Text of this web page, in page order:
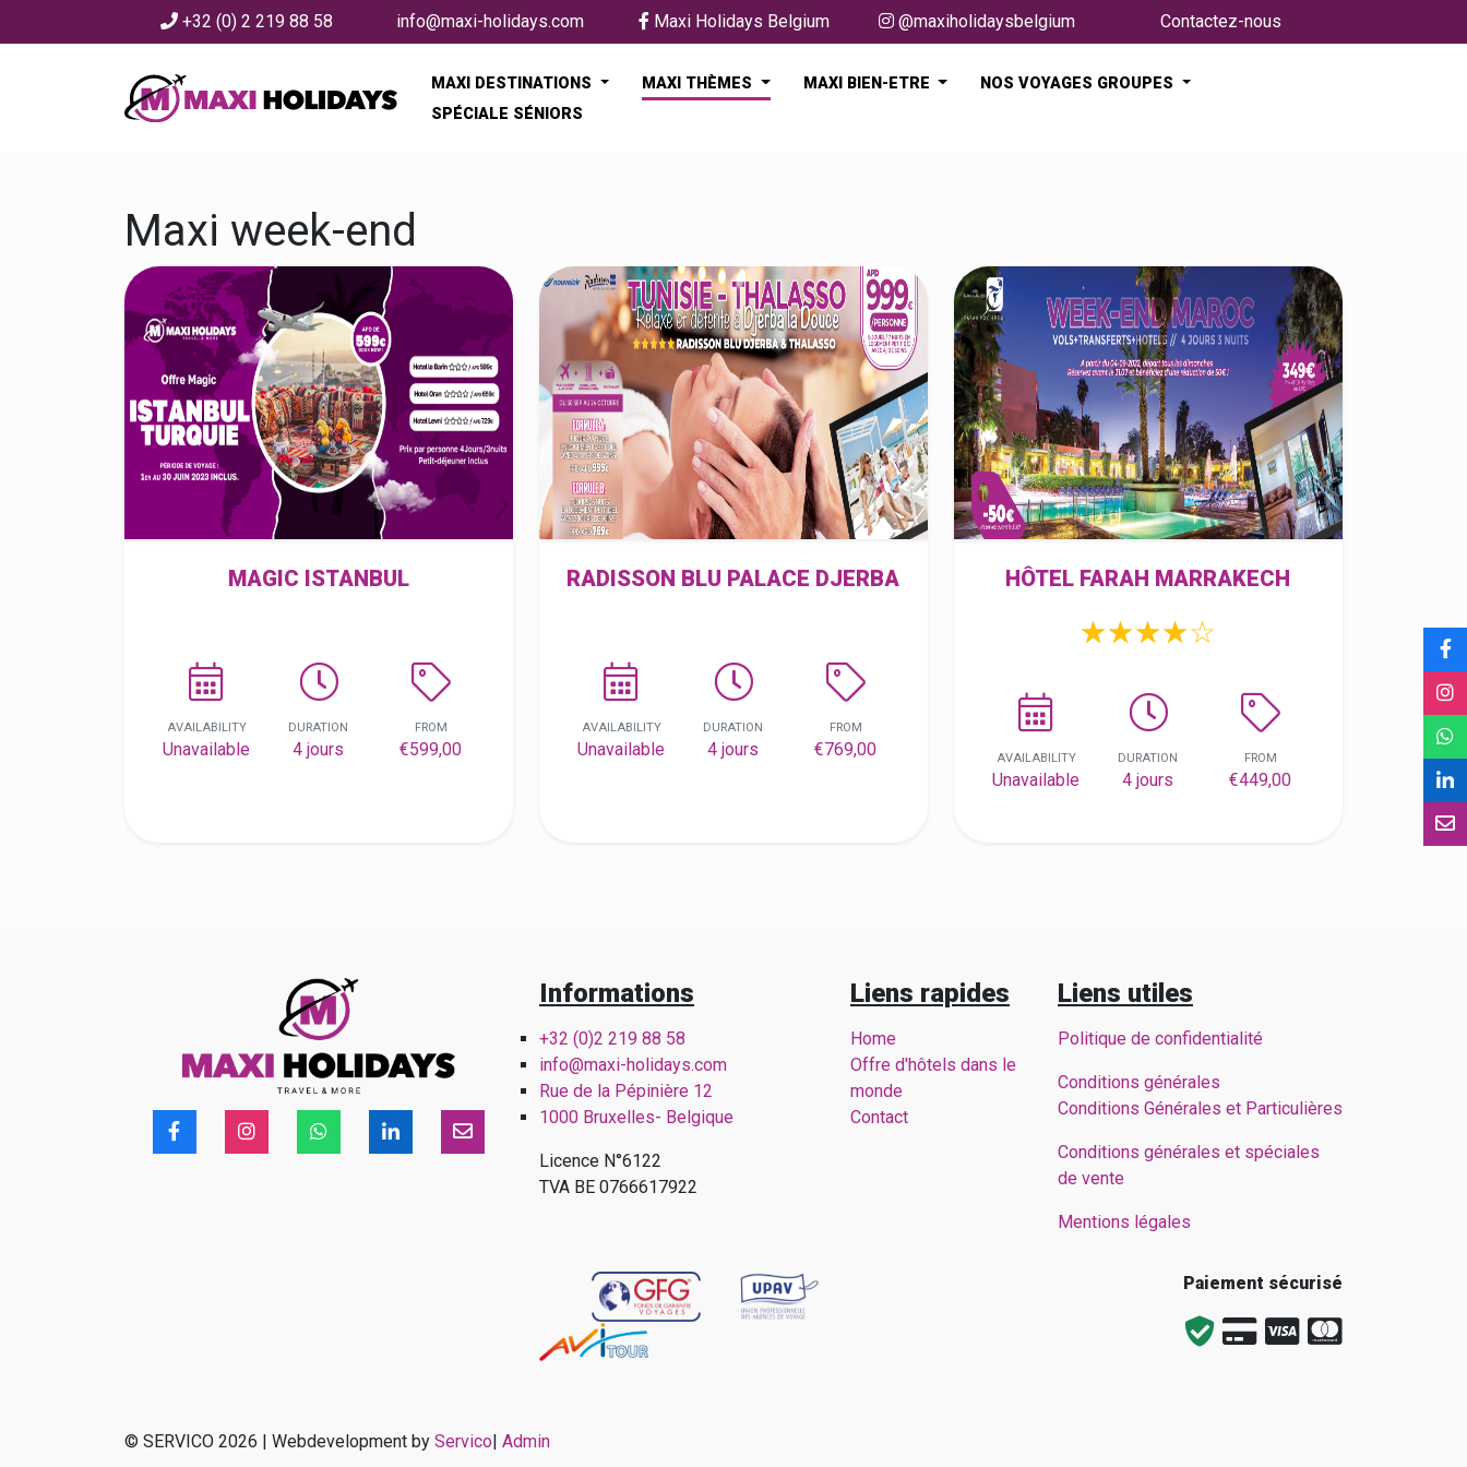
+32 (0) 2 219 88 58 info@maxi-holidays.com Maxi Holidays Belgium @maxiholidaysbelgium Contactez-nous
Home MAXI DESTINATIONS MAXI THÈMES MAXI BIEN-ETRE
NOS VOYAGES GROUPES
SPÉCIALE SÉNIORS
Maxi week-end
MAGIC ISTANBUL
AVAILABILITY
Unavailable
DURATION
4 jours
FROM
€599,00
RADISSON BLU PALACE DJERBA
AVAILABILITY
Unavailable
DURATION
4 jours
FROM
€769,00
HÔTEL FARAH MARRAKECH
☆☆☆☆☆
★★★★★
AVAILABILITY
Unavailable
DURATION
4 jours
FROM
€449,00
Informations
+32 (0)2 219 88 58
info@maxi-holidays.com
Rue de la Pépinière 12
1000 Bruxelles- Belgique
Licence N°6122
TVA BE 0766617922
Liens rapides
Home
Offre d'hôtels dans le
monde
Contact
Liens utiles
Politique de confidentialité
Conditions générales
Conditions Générales et Particulières
Conditions générales et spéciales
de vente
Mentions légales
Paiement sécurisé
© SERVICO 2026 | Webdevelopment by Servico Admin